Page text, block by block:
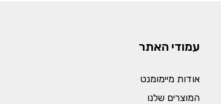
עמודי האתר
אודות מיימומנט
המוצרים שלנו